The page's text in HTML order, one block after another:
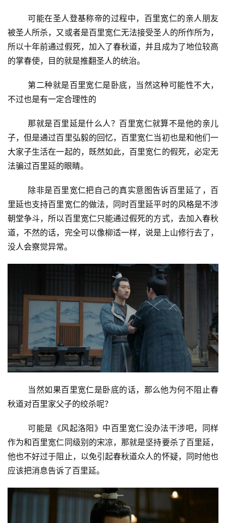
投
稿
可能在圣人登基称帝的过程中，百里宽仁的亲人朋友
被圣人所杀，又或者是百里宽仁无法接受圣人的所作所为，
所以十年前通过假死，加入了春秋道，并且成为了地位较高
的掌春使，目的就是推翻圣人的统治。
第二种就是百里宽仁是卧底，当然这种可能性不大，
不过也是有一定合理性的
那就是百里延是什么人？百里宽仁就算不是他的亲儿
子，但是通过百里弘毅的回忆，百里宽仁当初也是和他们一
大家子生活在一起的，既然如此，百里宽仁的假死，必定无
法骗过百里延的眼睛。
除非是百里宽仁把自己的真实意图告诉百里延了，百
里延也支持百里宽仁的做法，同时百里延平时的风格是不涉
朝堂争斗，所以百里宽仁只能通过假死的方式，去加入春秋
道，不然的话，完全可以像柳适一样，说是上山修行去了，
没人会察觉异常。
当然如果百里宽仁是卧底的话，那么他为何不阻止春
秋道对百里家父子的绞杀呢？
可能是《风起洛阳》中百里宽仁没办法干涉吧，同样
作为和百里宽仁同级别的宋凉，那就是坚持要杀了百里延，
他也不好过于阻止，以免引起春秋道众人的怀疑，同时他也
应该把消息告诉了百里延。